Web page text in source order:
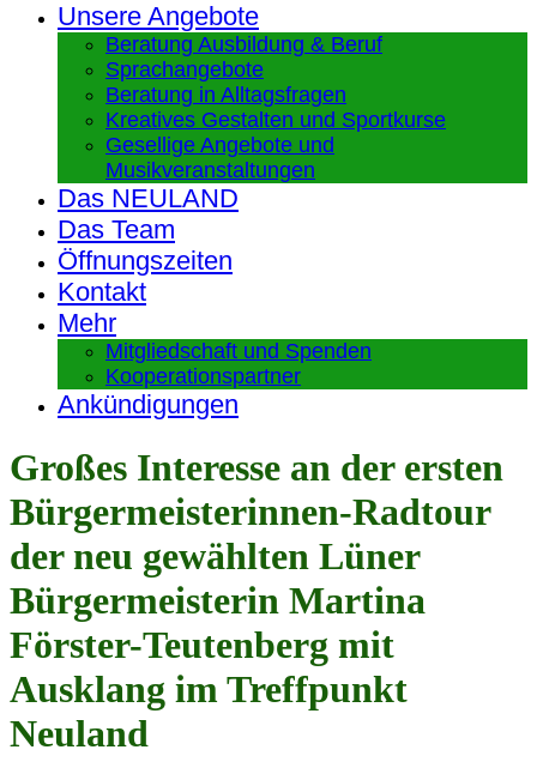
Unsere Angebote
Beratung Ausbildung & Beruf
Sprachangebote
Beratung in Alltagsfragen
Kreatives Gestalten und Sportkurse
Gesellige Angebote und
Musikveranstaltungen
Das NEULAND
Das Team
Öffnungszeiten
Kontakt
Mehr
Mitgliedschaft und Spenden
Kooperationspartner
Ankündigungen
Großes Interesse an der ersten
Bürgermeisterinnen-Radtour
der neu gewählten Lüner
Bürgermeisterin Martina
Förster-Teutenberg mit
Ausklang im Treffpunkt
Neuland